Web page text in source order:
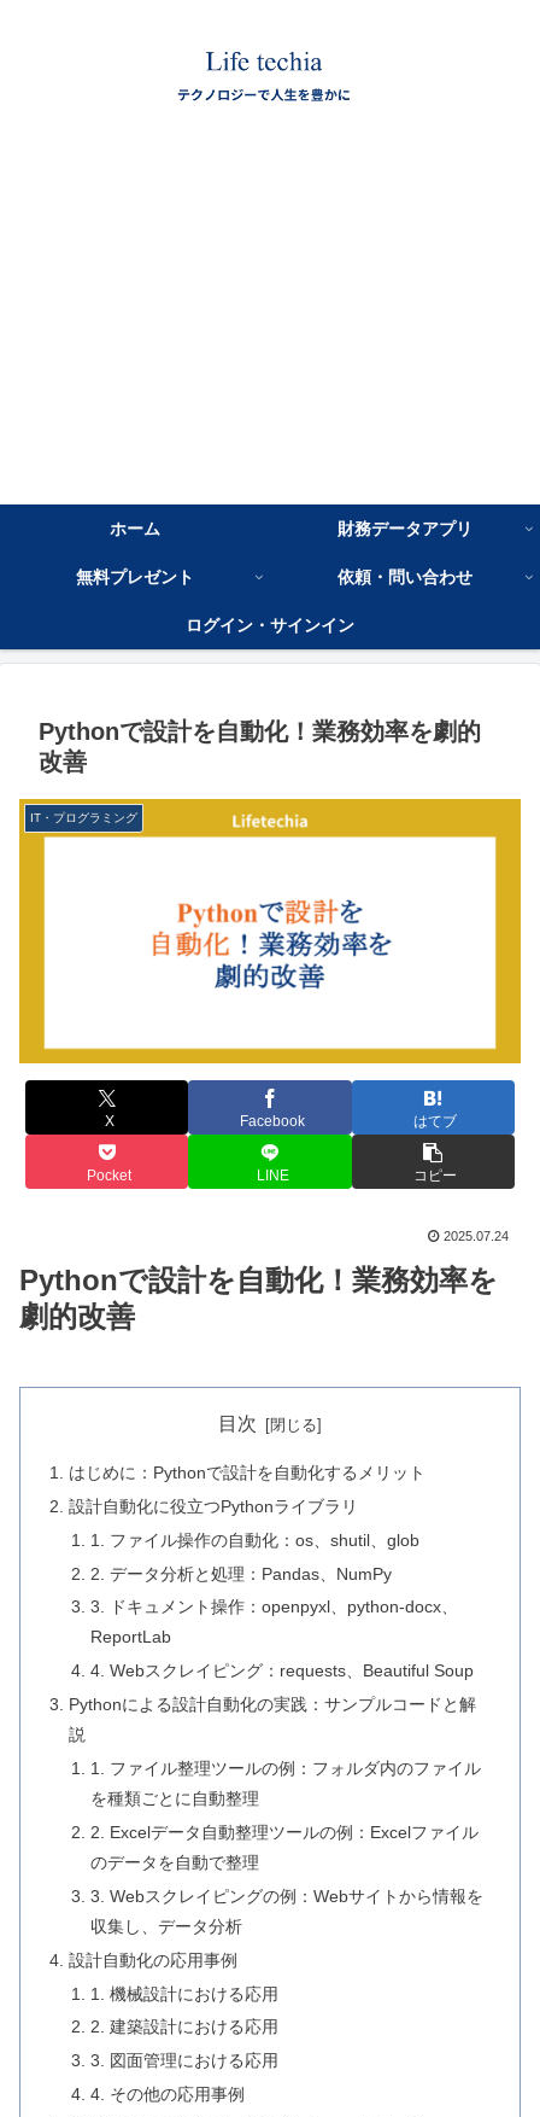
ホーム 財務データアプリ
無料プレゼント 依頼・問い合わせ
ログイン・サインイン
Pythonで設計を自動化！業務効率を劇的
改善
IT・プログラミング
X Facebook はてブ
Pocket LINE コピー
2025.07.24
Pythonで設計を自動化！業務効率を
劇的改善
目次
はじめに：Pythonで設計を自動化するメリット
設計自動化に役立つPythonライブラリ
1. ファイル操作の自動化：os、shutil、glob
2. データ分析と処理：Pandas、NumPy
3. ドキュメント操作：openpyxl、python-docx、
ReportLab
4. Webスクレイピング：requests、Beautiful Soup
Pythonによる設計自動化の実践：サンプルコードと解
説
1. ファイル整理ツールの例：フォルダ内のファイル
を種類ごとに自動整理
2. Excelデータ自動整理ツールの例：Excelファイル
のデータを自動で整理
3. Webスクレイピングの例：Webサイトから情報を
収集し、データ分析
設計自動化の応用事例
1. 機械設計における応用
2. 建築設計における応用
3. 図面管理における応用
4. その他の応用事例